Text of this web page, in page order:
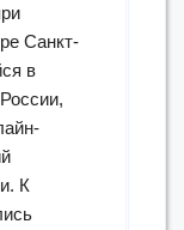
Санкт-
в
К